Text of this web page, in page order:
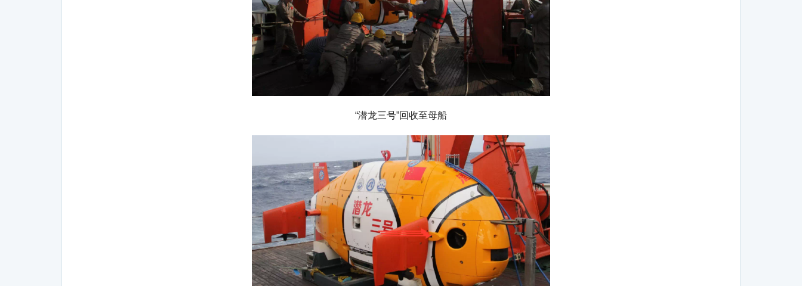
“潜龙三号”回收至母船